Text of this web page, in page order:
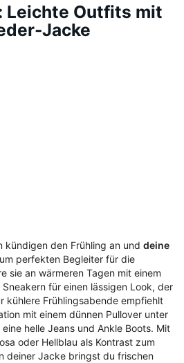
Leichte Outfits mit
Jacke
kündigen den Frühling an und deine
perfekten Begleiter für die
sie an wärmeren Tagen mit einem
für einen lässigen Look, der
kühlere Frühlingsabende empfiehlt
mit einem dünnen Pullover unter
helle Jeans und Ankle Boots. Mit
oder Hellblau als Kontrast zum
deiner Jacke bringst du frischen